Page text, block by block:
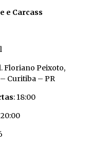
e Carcass
Floriano Peixoto,
Curitiba – PR
: 18:00